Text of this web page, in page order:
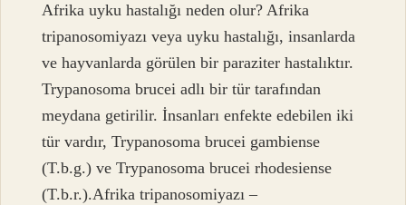
Afrika uyku hastalığı neden olur? Afrika
tripanosomiyazı veya uyku hastalığı, insanlarda
ve hayvanlarda görülen bir paraziter hastalıktır.
Trypanosoma brucei adlı bir tür tarafından
meydana getirilir. İnsanları enfekte edebilen iki
tür vardır, Trypanosoma brucei gambiense
(T.b.g.) ve Trypanosoma brucei rhodesiense
(T.b.r.).Afrika tripanosomiyazı –